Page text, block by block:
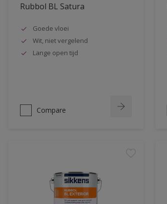
Rubbol BL Satura
Goede vloei
Wit, niet vergelend
Lange open tijd
Compare